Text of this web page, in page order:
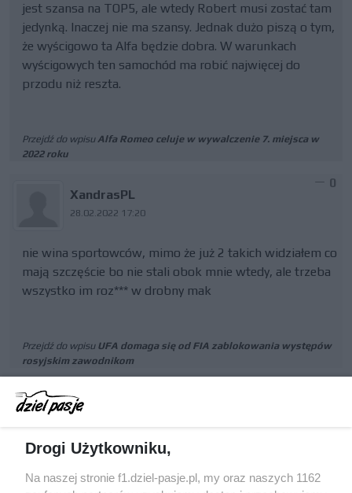
jest szansa na TOP5, ale wtedy Robert musi zostać tam
jedynką. Inaczej nie ma szansy. Jednak dużo piszą o tym,
że wyścigowo ta Alfa będzie dobra. W warunkach
wyścigowych ten samochód ma robić najwięcej do
przodu niż reszta.
Przejdź do wpisuAlfa Romeo celuje w wywalczenie 7. miejsca w
2022 roku
XandrasPL
28.02.2022 17:20
0
nie wina sportowców, mimo że już 2 takich widziałem co
mają szczęście bo nie stali obok mnie wtedy, ale trzeba
wszystko im roz*** w drobny mak
Przejdź do wpisu UFA domaga się od FIA zablokowania występów
rosyjskim zawodnikom
XandrasPL
za dużo pierdołek aerodynamicznych wsadzili tam
Drogi Użytkowniku,
Na naszej stronie f1.dziel-pasje.pl, my oraz naszych 1162